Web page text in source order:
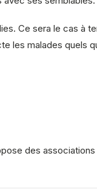
Ce sera le cas à
les malades quels
des